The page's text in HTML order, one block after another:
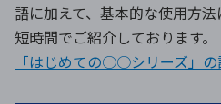
半導体・電子部品
語に加えて、基本的な使用方
短時間でご紹介しております。
「はじめての○○シリーズ」